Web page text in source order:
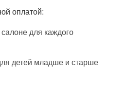
оплатой:
для каждого
детей младше и старше